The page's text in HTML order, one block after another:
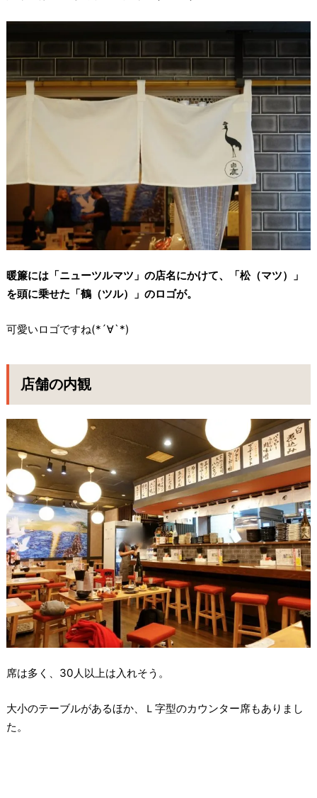
暖簾には「ニューツルマツ」の店名にかけて、「松（マツ）」
を頭に乗せた「鶴（ツル）」のロゴが。
可愛いロゴですね(*´∀`*)
店舗の内観
席は多く、30人以上は入れそう。
大小のテーブルがあるほか、Ｌ字型のカウンター席もありまし
た。